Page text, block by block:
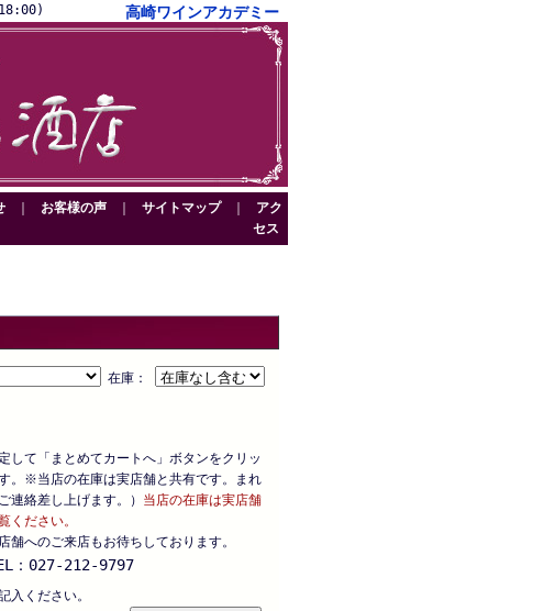
高崎ワインアカデミー
お客様の声 サイトマップ
アク
セス
在庫：
して「まとめてカートへ」ボタンをクリッ
。※当店の在庫は実店舗と共有です。まれ
連絡差し上げます。） 当店の在庫は実店舗
ください。
へのご来店もお待ちしております。
：027-212-9797
入ください。